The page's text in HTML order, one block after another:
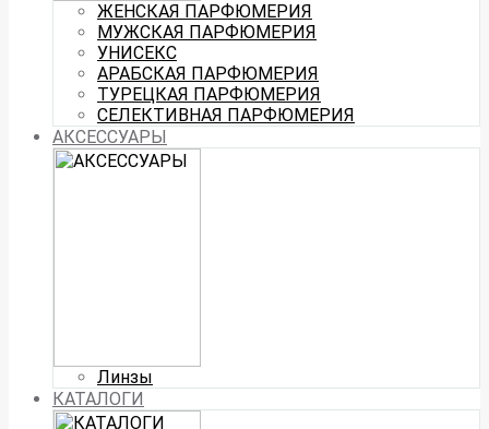
ЖЕНСКАЯ ПАРФЮМЕРИЯ
МУЖСКАЯ ПАРФЮМЕРИЯ
УНИСЕКС
АРАБСКАЯ ПАРФЮМЕРИЯ
ТУРЕЦКАЯ ПАРФЮМЕРИЯ
СЕЛЕКТИВНАЯ ПАРФЮМЕРИЯ
АКСЕССУАРЫ
Линзы
КАТАЛОГИ